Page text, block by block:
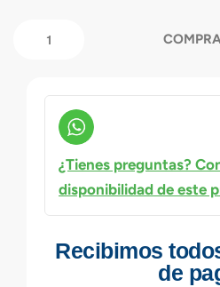
¿Tienes preguntas?
disponibilidad de este
Recibimos
de